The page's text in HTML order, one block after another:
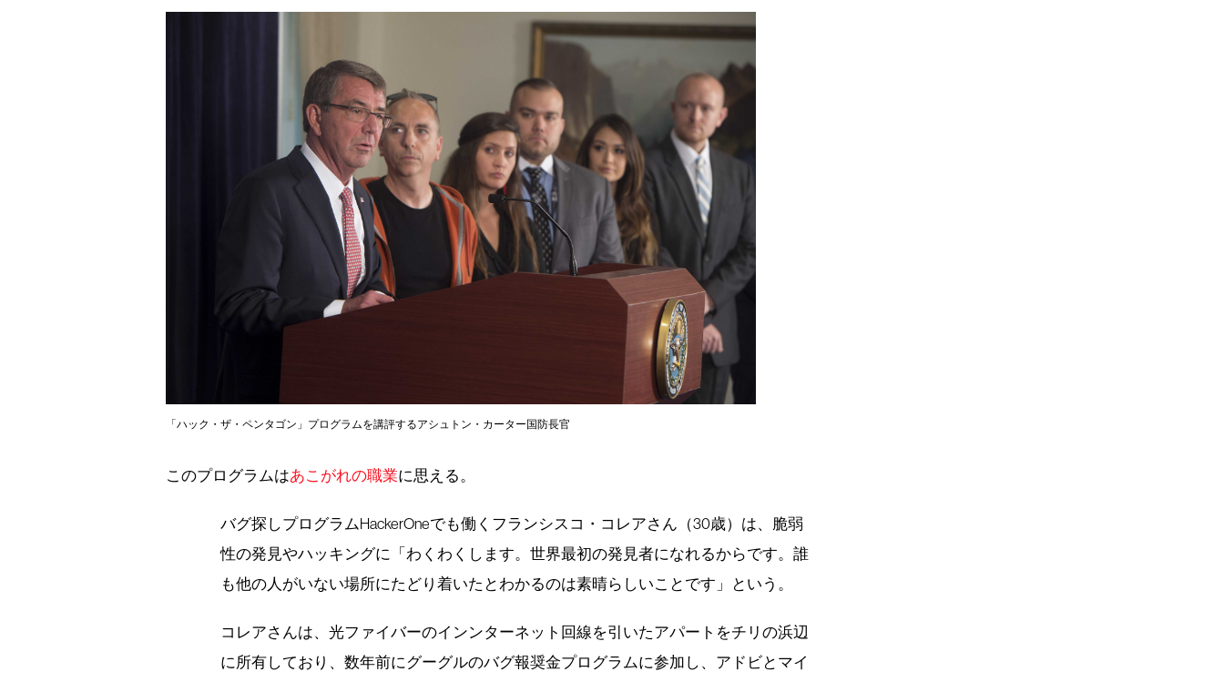
「ハック・ザ・ペンタゴン」プログラムを講評するアシュトン・カーター国防長官
このプログラムはあこがれの職業に思える。
バグ探しプログラムHackerOneでも働くフランシスコ・コレアさん（30歳）は、脆弱
性の発見やハッキングに「わくわくします。世界最初の発見者になれるからです。誰
も他の人がいない場所にたどり着いたとわかるのは素晴らしいことです」という。
コレアさんは、光ファイバーのインンターネット回線を引いたアパートをチリの浜辺
に所有しており、数年前にグーグルのバグ報奨金プログラムに参加し、アドビとマイ